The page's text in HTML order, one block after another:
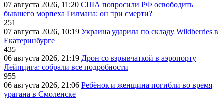
07 августа 2026, 11:20 США попросили РФ освободить
бывшего морпеха Гилмана: он при смерти?
251
07 августа 2026, 10:19 Украина ударила по складу Wildberries в
Екатеринбурге
435
06 августа 2026, 21:19 Дрон со взрывчаткой в аэропорту
Лейпцига: собрали все подробности
955
06 августа 2026, 21:06 Ребёнок и женщина погибли во время
урагана в Смоленске